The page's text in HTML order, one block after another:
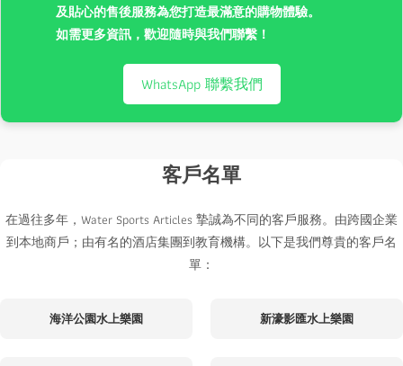
及貼心的售後服務為您打造最滿意的購物體驗。
如需更多資訊，歡迎隨時與我們聯繫！
WhatsApp 聯繫我們
客戶名單
在過往多年，Water Sports Articles 摯誠為不同的客戶服務。由跨國企業
到本地商戶；由有名的酒店集團到教育機構。以下是我們尊貴的客戶名
單：
海洋公園水上樂園 新濠影匯水上樂園